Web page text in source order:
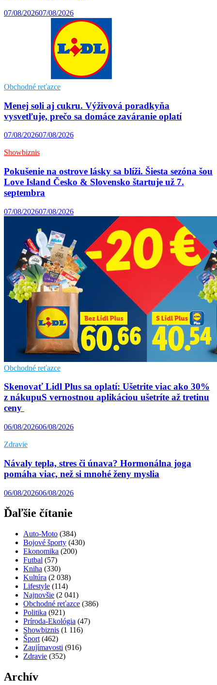
07/08/202607/08/2026
Obchodné reťazce
Menej soli aj cukru. Výživová poradkyňa
vysvetľuje, prečo sa domáce zaváranie oplatí
07/08/202607/08/2026
Showbiznis
Pokušenie na ostrove lásky sa blíži. Šiesta sezóna šou
Love Island Česko & Slovensko štartuje už 7.
septembra
07/08/202607/08/2026
Obchodné reťazce
Skenovať Lidl Plus sa oplatí: Ušetrite viac ako 30%
z nákupuS vernostnou aplikáciou ušetríte až tretinu
ceny
06/08/202606/08/2026
Zdravie
Návaly tepla, stres či únava? Hormonálna joga
pomáha viac, než si mnohé ženy myslia
06/08/202606/08/2026
Ďaľšie čítanie
Auto-Moto (384)
Bojové športy (430)
Ekonomika (200)
Futbal (57)
Kniha (330)
Kultúra (2 038)
Lifestyle (114)
Najnovšie (2 041)
Obchodné reťazce (386)
Politika (921)
Príroda-Ekológia (47)
Showbiznis (1 116)
Šport (462)
Zaujímavosti (916)
Zdravie (352)
Archív